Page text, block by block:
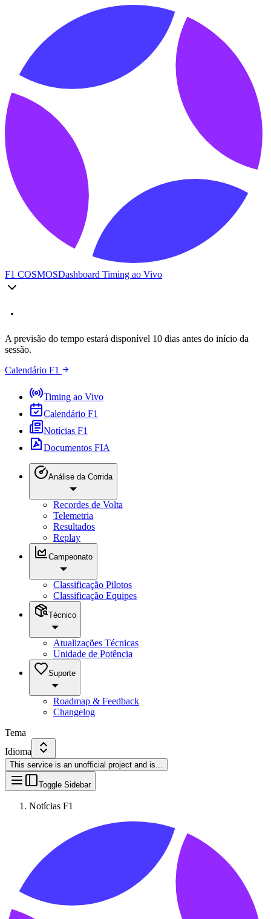
F1 COSMOSDashboard Timing ao Vivo
A previsão do tempo estará disponível 10 dias antes do início da
sessão.
Calendário F1
Timing ao Vivo
Calendário F1
Notícias F1
Documentos FIA
Análise da Corrida
Recordes de Volta
Telemetria
Resultados
Replay
Campeonato
Classificação Pilotos
Classificação Equipes
Técnico
Atualizações Técnicas
Unidade de Potência
Suporte
Roadmap & Feedback
Changelog
Tema
Idioma
This service is an unofficial project and is...
Toggle Sidebar
Notícias F1